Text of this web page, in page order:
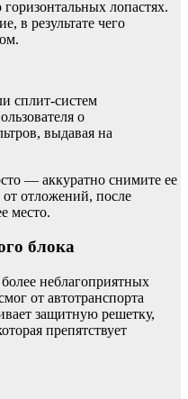
горизонтальных лопастях.
в результате чего
сплит-систем
о
выдавая на
— аккуратно снимите ее
отложений, после
место.
блока
неблагоприятных
от автотранспорта
защитную решетку,
препятствует